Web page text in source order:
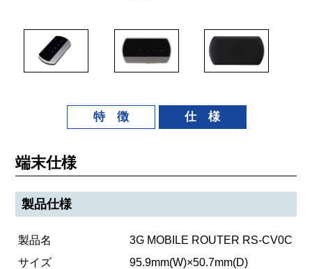
特 徴 仕 様
端末仕様
製品仕様
製品名
3G MOBILE ROUTER RS-CV0C
サイズ
95.9mm(W)×50.7mm(D)